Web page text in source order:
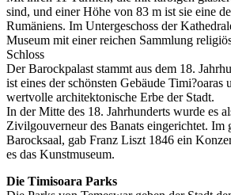
sind, und einer Höhe von 83 m ist sie eine
Rumäniens. Im Untergeschoss der
Museum mit einer reichen Sammlung
Schloss
Der Barockpalast stammt aus dem 18.
ist eines der schönsten Gebäude Timi?oaras
wertvolle architektonische Erbe der Stadt.
In der Mitte des 18. Jahrhunderts wurde es
Zivilgouverneur des Banats eingerichtet. Im
Barocksaal, gab Franz Liszt 1846 ein
es das Kunstmuseum.
Die Timisoara Parks